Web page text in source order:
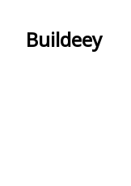
Buildeey